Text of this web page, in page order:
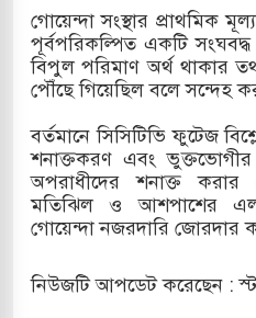
গোয়েন্দা সংস্থার প্রাথমিক
পূর্বপরিকল্পিত একটি
বিপুল পরিমাণ অর্থ থাকার
পৌঁছে গিয়েছিল বলে সন্দেহ
বর্তমানে সিসিটিভি ফুটেজ
শনাক্তকরণ এবং ভুক্তভোগীর
অপরাধীদের শনাক্ত করার
মতিঝিল ও আশপাশের
গোয়েন্দা নজরদারি জোরদার
নিউজটি আপডেট করেছেন :